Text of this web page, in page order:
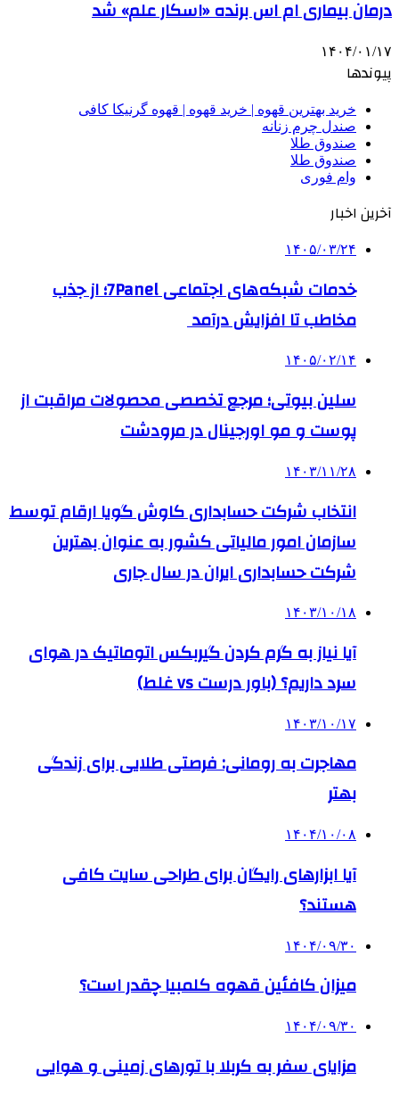
درمان بیماری ام اس برنده «اسکار علم» شد
۱۴۰۴/۰۱/۱۷
پیوندها
خرید بهترین قهوه | خرید قهوه | قهوه گرنیکا کافی
صندل چرم زنانه
صندوق طلا
صندوق طلا
وام فوری
آخرین اخبار
۱۴۰۵/۰۳/۲۴
خدمات شبکه‌های اجتماعی 7Panel؛ از جذب
مخاطب تا افزایش درآمد
۱۴۰۵/۰۲/۱۴
سلین بیوتی؛ مرجع تخصصی محصولات مراقبت از
پوست و مو اورجینال در مرودشت
۱۴۰۳/۱۱/۲۸
انتخاب شرکت حسابداری کاوش گویا ارقام توسط
سازمان امور مالیاتی کشور به عنوان بهترین
شرکت حسابداری ایران در سال جاری
۱۴۰۳/۱۰/۱۸
آیا نیاز به گرم کردن گیربکس اتوماتیک در هوای
سرد داریم؟ (باور درست vs غلط)
۱۴۰۳/۱۰/۱۷
مهاجرت به رومانی: فرصتی طلایی برای زندگی
بهتر
۱۴۰۴/۱۰/۰۸
آیا ابزارهای رایگان برای طراحی سایت کافی
هستند؟
۱۴۰۴/۰۹/۳۰
میزان کافئین قهوه کلمبیا چقدر است؟
۱۴۰۴/۰۹/۳۰
مزایای سفر به کربلا با تورهای زمینی و هوایی